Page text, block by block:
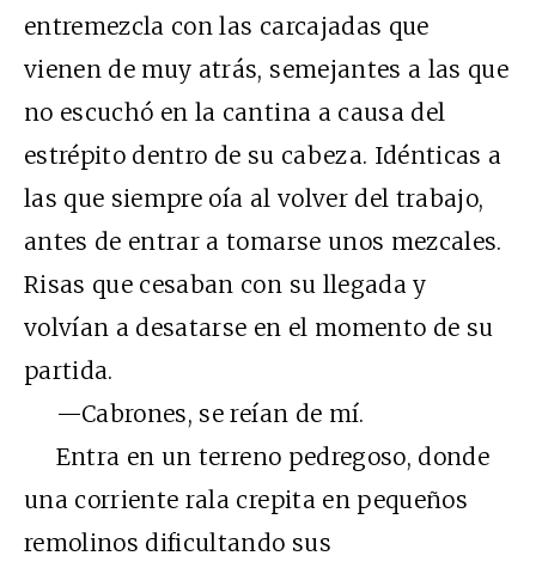
entremezcla con las carcajadas que
vienen de muy atrás, semejantes a las que
no escuchó en la cantina a causa del
estrépito dentro de su cabeza. Idénticas a
las que siempre oía al volver del trabajo,
antes de entrar a tomarse unos mezcales.
Risas que cesaban con su llegada y
volvían a desatarse en el momento de su
partida.
—Cabrones, se reían de mí.
Entra en un terreno pedregoso, donde
una corriente rala crepita en pequeños
remolinos dificultando sus